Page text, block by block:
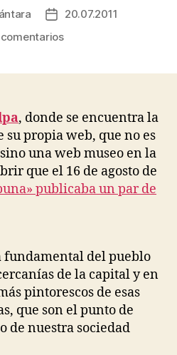
Fecha
de
20.07.2011
en
Barrio
de
Atahualpa
, donde se encuentra la
su propia web, que no es
una web museo en la
que el 16 de agosto de
publicaba un par de
fundamental del pueblo
de la capital y en
pintorescos de esas
que son el punto de
de nuestra sociedad